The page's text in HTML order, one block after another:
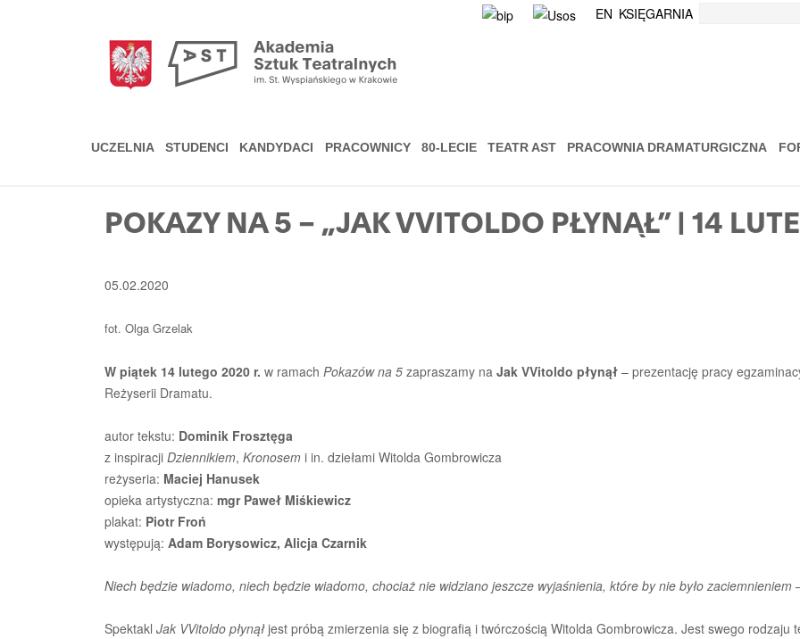
EN KSIĘGARNIA
UCZELNIA STUDENCI KANDYDACI PRACOWNICY 80-LECIE TEATR AST PRACOWNIA DRAMATURGICZNA
POKAZY NA 5 – „JAK VVITOLDO PŁYNĄŁ” | 14
05.02.2020
fot. Olga Grzelak
W piątek 14 lutego 2020 r. w ramach Pokazów na 5 zapraszamy na Jak VVitoldo płynął – prezentację pracy
Reżyserii Dramatu.
autor tekstu: Dominik Frosztęga
z inspiracji Dziennikiem, Kronosem i in. dziełami Witolda Gombrowicza
reżyseria: Maciej Hanusek
opieka artystyczna: mgr Paweł Miśkiewicz
plakat: Piotr Froń
występują: Adam Borysowicz, Alicja Czarnik
Niech będzie wiadomo, niech będzie wiadomo, chociaż nie widziano jeszcze wyjaśnienia, które by nie było zaciemnieniem
Spektakl Jak VVitoldo płynąłjest próbą zmierzenia się z biografią i twórczością Witolda Gombrowicza. Jest swego rodzaju